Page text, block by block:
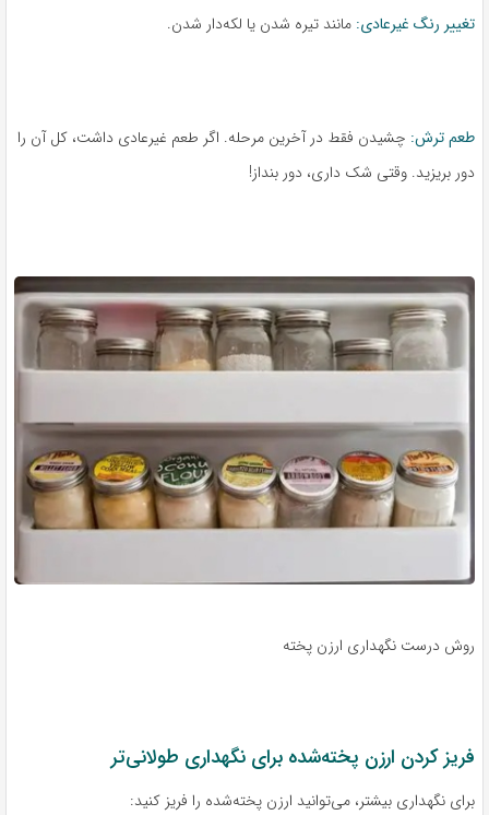
تغییر رنگ غیرعادی: مانند تیره شدن یا لکه‌دار شدن.
طعم ترش: چشیدن فقط در آخرین مرحله. اگر طعم غیرعادی داشت، کل آن را
دور بریزید. وقتی شک داری، دور بنداز!
روش درست نگهداری ارزن پخته
فریز کردن ارزن پخته‌شده برای نگهداری طولانی‌تر
برای نگهداری بیشتر، می‌توانید ارزن پخته‌شده را فریز کنید: